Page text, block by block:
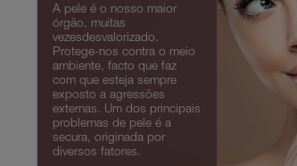
A pele é o nosso maior
órgão, muitas
vezesdesvalorizado.
Protege-nos contra o meio
ambiente, facto que faz
com que esteja sempre
exposto a agressões
externas. Um dos principais
problemas de pele é a
secura, originada por
diversos fatores.